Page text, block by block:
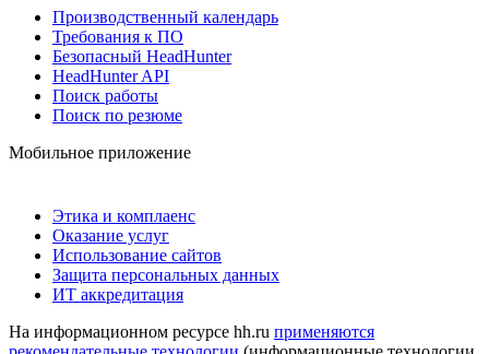
Производственный календарь
Требования к ПО
Безопасный HeadHunter
HeadHunter API
Поиск работы
Поиск по резюме
Мобильное приложение
Этика и комплаенс
Оказание услуг
Использование сайтов
Защита персональных данных
ИТ аккредитация
На информационном ресурсе hh.ru применяются